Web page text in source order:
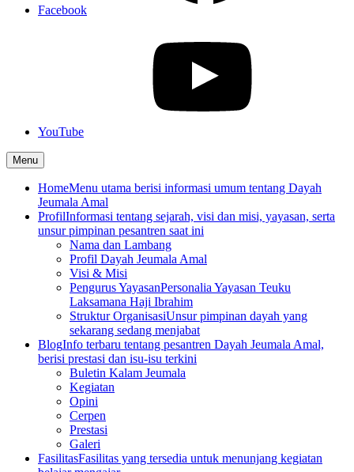
Facebook
YouTube
Menu
HomeMenu utama berisi informasi umum tentang Dayah
Jeumala Amal
ProfilInformasi tentang sejarah, visi dan misi, yayasan, serta
unsur pimpinan pesantren saat ini
Nama dan Lambang
Profil Dayah Jeumala Amal
Visi & Misi
Pengurus YayasanPersonalia Yayasan Teuku
Laksamana Haji Ibrahim
Struktur OrganisasiUnsur pimpinan dayah yang
sekarang sedang menjabat
BlogInfo terbaru tentang pesantren Dayah Jeumala Amal,
berisi prestasi dan isu-isu terkini
Buletin Kalam Jeumala
Kegiatan
Opini
Cerpen
Prestasi
Galeri
FasilitasFasilitas yang tersedia untuk menunjang kegiatan